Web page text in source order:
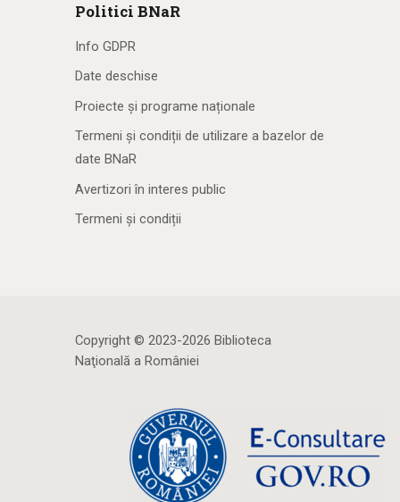
Politici BNaR
Info GDPR
Date deschise
Proiecte și programe naționale
Termeni și condiții de utilizare a bazelor de
date BNaR
Avertizori în interes public
Termeni și condiții
Copyright © 2023-2026 Biblioteca
Naţională a României